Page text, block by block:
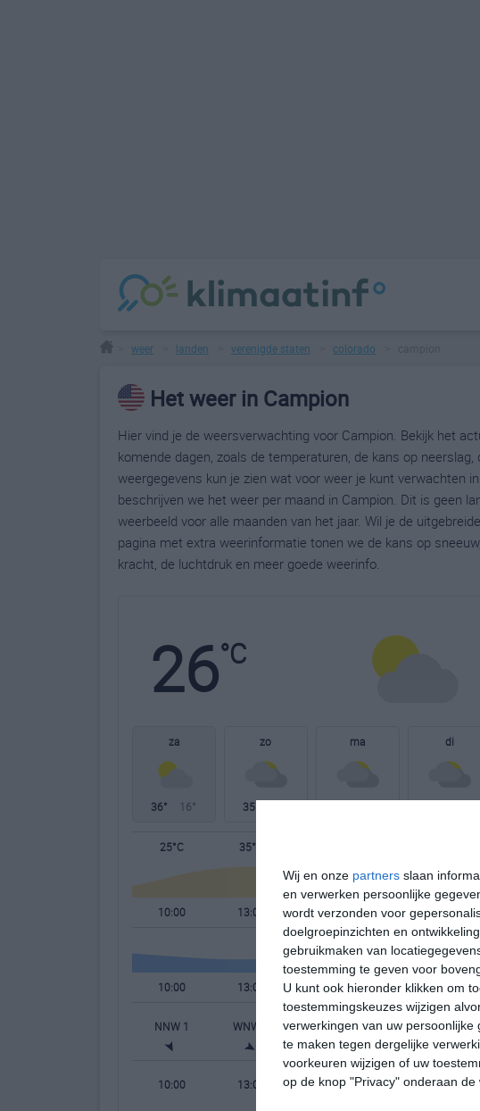
Wij en onze partners slaan
en verwerken persoonlijke
wordt verzonden voor
doelgroepinzichten en
gebruikmaken van
toestemming te geven voor
U kunt ook hieronder klikken om
toestemmingskeuzes wijzigen
verwerkingen van uw
te maken tegen dergelijke
voorkeuren wijzigen of uw
op de knop "Privacy" onderaan de
weer landen verenigde staten colorado
Het weer in Campion
Hier vind je de weersverwachting voor Campion. Bekijk het
komende dagen, zoals de temperaturen, de kans op
weergegevens kun je zien wat voor weer je kunt verwachten
beschrijven we het weer per maand in Campion. Dit is geen
weerbeeld voor alle maanden van het jaar. Wil je de
pagina met extra weerinformatie tonen we de kans op
kracht, de luchtdruk en meer goede weerinfo.
26°C
za
36° 16°
zo
35°
ma di
25°C 35°C
10:00 13:00 16:00 19:00
10:00 13:00 16:00 19:00
NNW 1 WNW 2 ZZW 2 ZZW 2
10:00 13:00 16:00 19:00